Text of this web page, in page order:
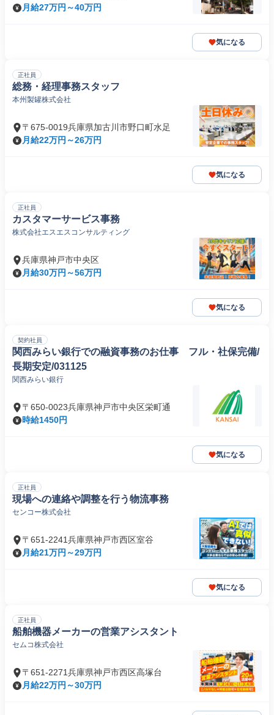
月給27万円～40万円
気になる
正社員
総務・経理事務スタッフ
本州製罐株式会社
〒675-0019兵庫県加古川市野口町水足
月給22万円～26万円
気になる
正社員
カスタマーサービス事務
株式会社エスエスコンサルティング
兵庫県神戸市中央区
月給30万円～56万円
気になる
契約社員
関西みらい銀行での融資事務のお仕事 フル・社保完備/
長期安定/031125
関西みらい銀行
〒650-0023兵庫県神戸市中央区栄町通
時給1450円
気になる
正社員
現場への連絡や調整を行う物流事務
センコー株式会社
〒651-2241兵庫県神戸市西区室谷
月給21万円～29万円
気になる
正社員
船舶機器メーカーの営業アシスタント
セムコ株式会社
〒651-2271兵庫県神戸市西区高塚台
月給22万円～30万円